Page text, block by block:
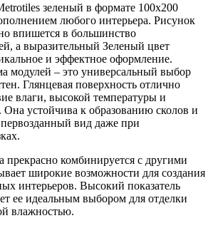
зеленый в формате 100x200
любого интерьера. Рисунок
впишется в большинство
а выразительный Зеленый цвет
и эффектное оформление.
модулей – это универсальный выбор
Глянцевая поверхность отлично
влаги, высокой температуры и
Она устойчива к образованию сколов и
вид даже при
прекрасно комбинируется с другими
широкие возможности для создания
интерьеров. Высокий показатель
ее идеальным выбором для отделки
влажностью.